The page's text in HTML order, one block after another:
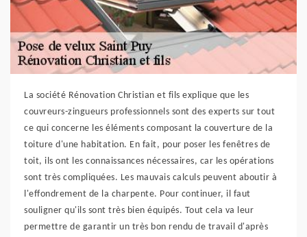
La société Rénovation Christian et fils explique que les
couvreurs-zingueurs professionnels sont des experts sur tout
ce qui concerne les éléments composant la couverture de la
toiture d'une habitation. En fait, pour poser les fenêtres de
toit, ils ont les connaissances nécessaires, car les opérations
sont très compliquées. Les mauvais calculs peuvent aboutir à
l'effondrement de la charpente. Pour continuer, il faut
souligner qu'ils sont très bien équipés. Tout cela va leur
permettre de garantir un très bon rendu de travail d'après